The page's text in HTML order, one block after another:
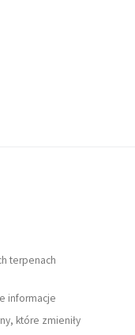
terpenach
informacje
które zmieniły